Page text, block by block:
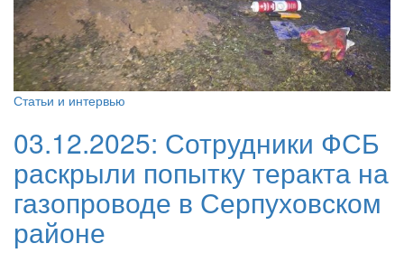
Статьи и интервью
03.12.2025: Сотрудники ФСБ
раскрыли попытку теракта на
газопроводе в Серпуховском
районе